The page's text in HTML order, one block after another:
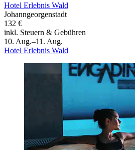
Hotel Erlebnis Wald
Johanngeorgenstadt
132 €
inkl. Steuern & Gebühren
10. Aug.–11. Aug.
Hotel Erlebnis Wald